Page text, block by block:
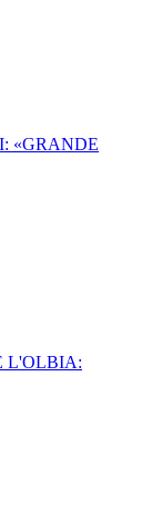
«GRANDE
L'OLBIA: